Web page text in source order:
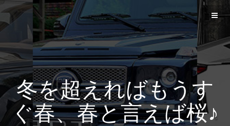
冬を超えればもうす
ぐ春、春と言えば桜♪